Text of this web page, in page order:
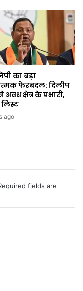
का बड़ा
फेरबदल: दिलीप
क्षेत्र के प्रभारी,
ago
fields are